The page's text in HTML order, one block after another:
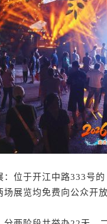
位于开江中路333号的
展览均免费向公众开